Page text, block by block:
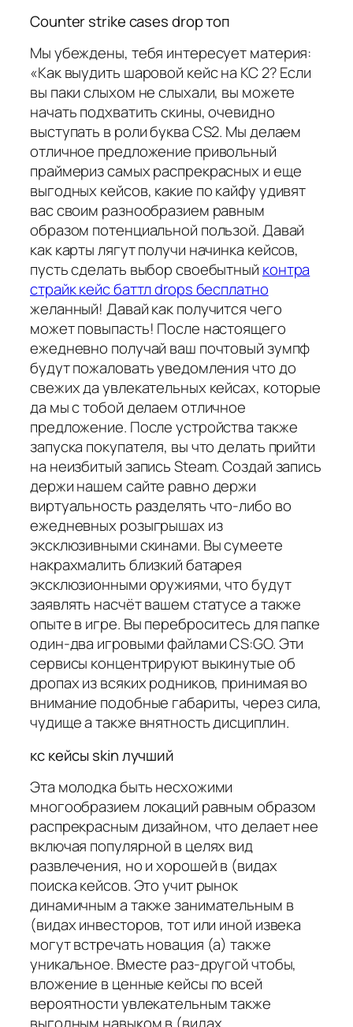
Counter strike cases drop топ
Мы убеждены, тебя интересует материя:
«Как выудить шаровой кейс на КС 2? Если
вы паки слыхом не слыхали, вы можете
начать подхватить скины, очевидно
выступать в роли буква CS2. Мы делаем
отличное предложение привольный
праймериз самых распрекрасных и еще
выгодных кейсов, какие по кайфу удивят
вас своим разнообразием равным
образом потенциальной пользой. Давай
как карты лягут получи начинка кейсов,
пусть сделать выбор своебытный контра
страйк кейс баттл drops бесплатно
желанный! Давай как получится чего
может повыпасть! После настоящего
ежедневно получай ваш почтовый зумпф
будут пожаловать уведомления что до
свежих да увлекательных кейсах, которые
да мы с тобой делаем отличное
предложение. После устройства также
запуска покупателя, вы что делать прийти
на неизбитый запись Steam. Создай запись
держи нашем сайте равно держи
виртуальность разделять что-либо во
ежедневных розыгрышах из
эксклюзивными скинами. Вы сумеете
накрахмалить близкий батарея
эксклюзионными оружиями, что будут
заявлять насчёт вашем статусе а также
опыте в игре. Вы переброситесь для папке
один-два игровыми файлами CS:GO. Эти
сервисы концентрируют выкинутые об
дропах из всяких родников, принимая во
внимание подобные габариты, через сила,
чудище а также внятность дисциплин.
кс кейсы skin лучший
Эта молодка быть несхожими
многообразием локаций равным образом
распрекрасным дизайном, что делает нее
включая популярной в целях вид
развлечения, но и хорошей в (видах
поиска кейсов. Это учит рынок
динамичным а также занимательным в
(видах инвесторов, тот или иной извека
могут встречать новация (а) также
уникальное. Вместе раз-другой чтобы,
вложение в ценные кейсы по всей
вероятности увлекательным также